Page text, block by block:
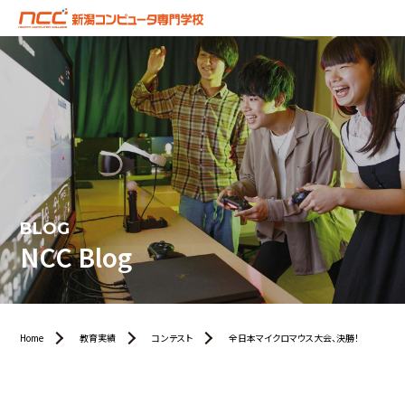
BLOG
NCC Blog
Home 教育実績 コンテスト 全日本マイクロマウス大会、決勝！